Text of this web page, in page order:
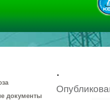
документы
.